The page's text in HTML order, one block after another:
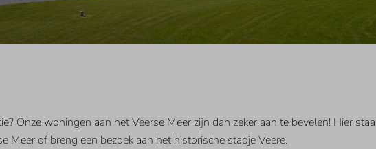
Onze woningen aan het Veerse Meer zijn dan zeker aan te bevelen! Hier
of breng een bezoek aan het historische stadje Veere.